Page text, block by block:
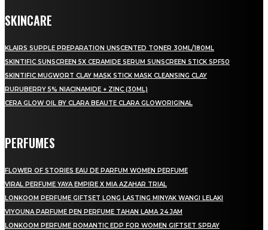
SKINCARE
KLAIRS SUPPLE PREPARATION UNSCENTED TONER 30ML/180ML
SKINTIFIC SUNSCREEN 5X CERAMIDE SERUM SUNSCREEN STICK SPF50
SKINTIFIC MUGWORT CLAY MASK STICK MASK CLEANSING CLAY
RURUBERRY 5% NIACINAMIDE + ZINC (30ML)
CERA GLOW OIL BY CLARA BEAUTE CLARA GLOWORIGINAL
PERFUMES
FLOWER OF STORIES EAU DE PARFUM WOMEN PERFUME
VIRAL PERFUME YAYA EMPIRE X MIA AZAHAR TRIAL
LONKOOM PERFUME GIFTSET LONG LASTING MINYAK WANGI LELAKI
VIYOUNA PARFUME PEN PERFUME TAHAN LAMA 24 JAM
LONKOOM PERFUME ROMANTIC EDP FOR WOMEN GIFTSET SPRAY